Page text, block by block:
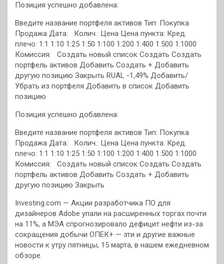
Позиция успешно добавлена:
Введите название портфеля активов Тип: Покупка
Продажа Дата: Колич.: Цена Цена пункта: Кред.
плечо: 1:1 1:10 1:25 1:50 1:100 1:200 1:400 1:500 1:1000
Комиссия:
Создать новый список Создать Создать
портфель активов Добавить Создать + Добавить
другую позицию Закрыть RUAL -1,49% Добавить/
Убрать из портфеля Добавить в список Добавить
позицию
Позиция успешно добавлена:
Введите название портфеля активов Тип: Покупка
Продажа Дата: Колич.: Цена Цена пункта: Кред.
плечо: 1:1 1:10 1:25 1:50 1:100 1:200 1:400 1:500 1:1000
Комиссия:
Создать новый список Создать Создать
портфель активов Добавить Создать + Добавить
другую позицию Закрыть
Investing.com — Акции разработчика ПО для
дизайнеров Adobe упали на расширенных торгах почти
на 11%, а МЭА спрогнозировало дефицит нефти из-за
сокращения добычи ОПЕК+ — эти и другие важные
новости к утру пятницы, 15 марта, в нашем ежедневном
обзоре.